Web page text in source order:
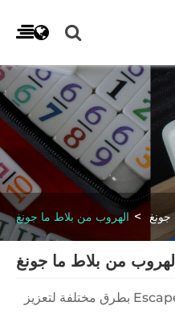
جونغ الهروب من بلاط ما جونغ
الهروب من بلاط ما جونغ
يمكن تخصيص Escape Mahjong Tile بطرق مختلفة لتعزيز